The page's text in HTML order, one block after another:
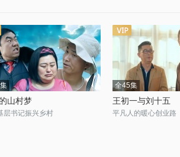
山村梦
层书记振兴乡村
全45集
王初一与刘十五
平凡人的暖心创业路